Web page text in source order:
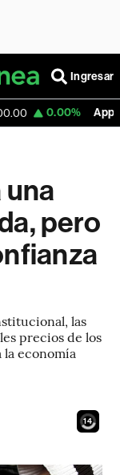
Ingresar
Apple 308.225
pero
las
precios de los
economía
12